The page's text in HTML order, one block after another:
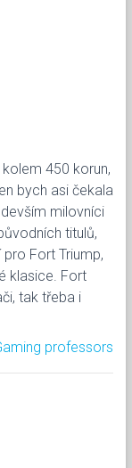
450 korun,
bych asi čekala
milovníci
titulů,
Fort Triump,
klasice. Fort
tak třeba i
professors